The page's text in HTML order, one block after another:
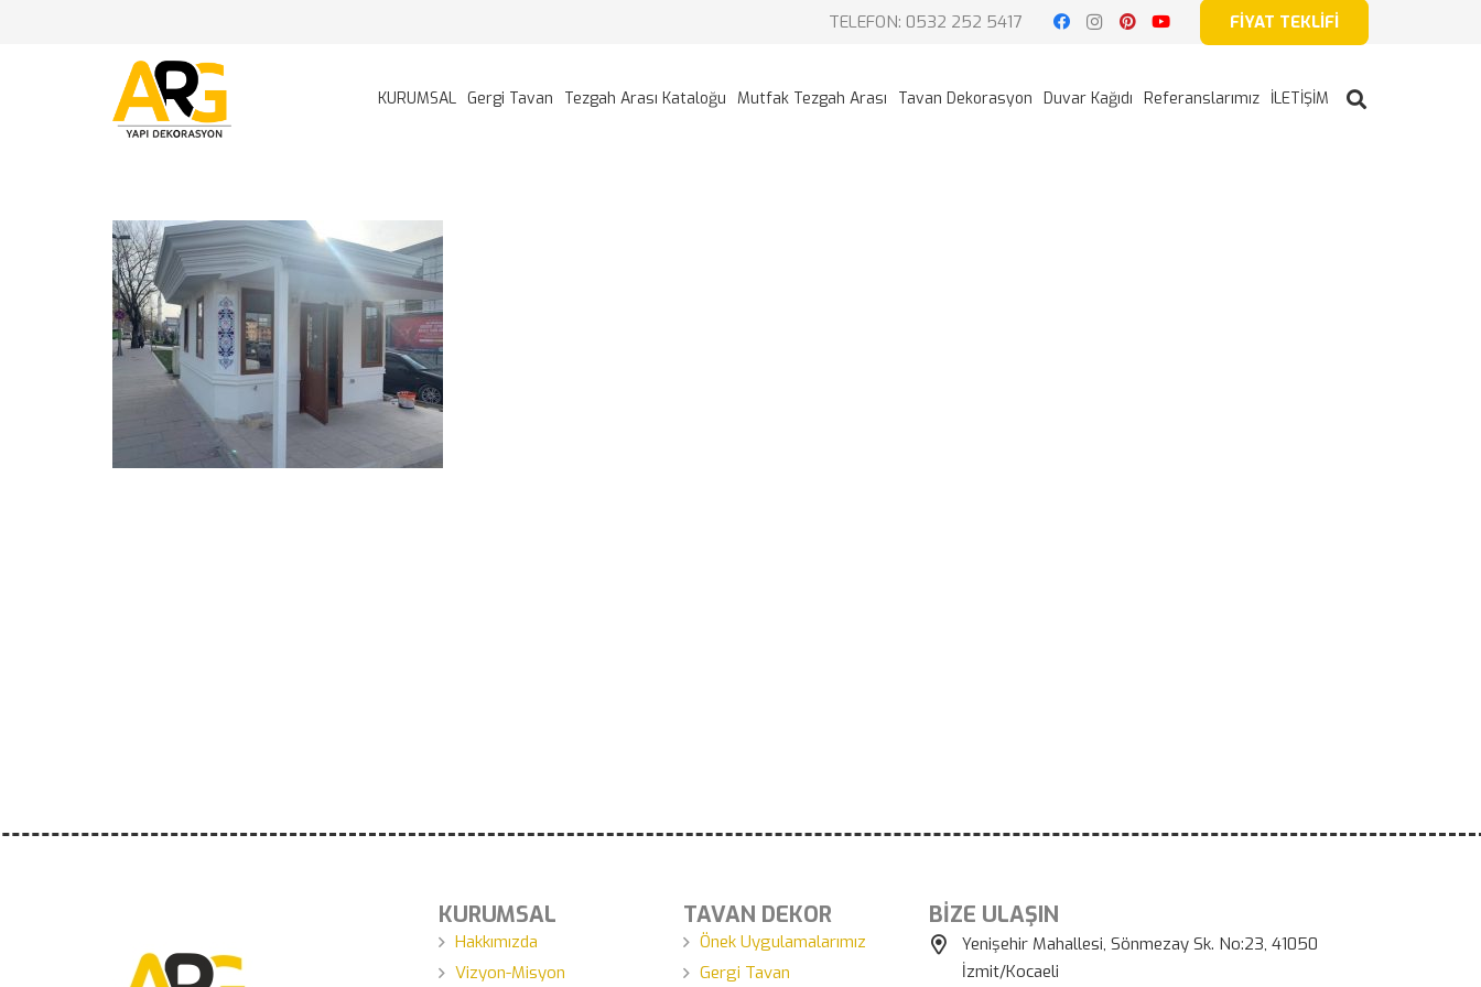
TELEFON: 0532 252 5417 FİYAT TEKLİFİ
KURUMSAL Gergi Tavan Tezgah Arası Kataloğu Mutfak Tezgah Arası Tavan Dekorasyon Duvar Kağıdı Referanslarımız İLETİŞİM
KURUMSAL
Hakkımızda
Vizyon-Misyon
TAVAN DEKOR
Önek Uygulamalarımız
Gergi Tavan
BİZE ULAŞIN
Yenişehir Mahallesi, Sönmezay Sk. No:23, 41050
İzmit/Kocaeli